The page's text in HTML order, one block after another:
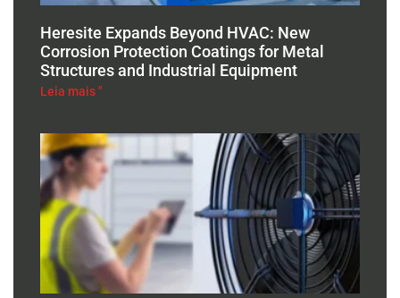
Heresite Expands Beyond HVAC: New
Corrosion Protection Coatings for Metal
Structures and Industrial Equipment
Leia mais "